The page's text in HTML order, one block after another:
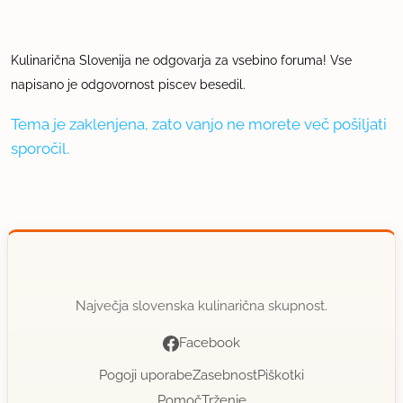
Kulinarična Slovenija ne odgovarja za vsebino foruma! Vse
napisano je odgovornost piscev besedil.
Tema je zaklenjena, zato vanjo ne morete več pošiljati
sporočil.
Največja slovenska kulinarična skupnost.
Facebook
Pogoji uporabeZasebnostPiškotki